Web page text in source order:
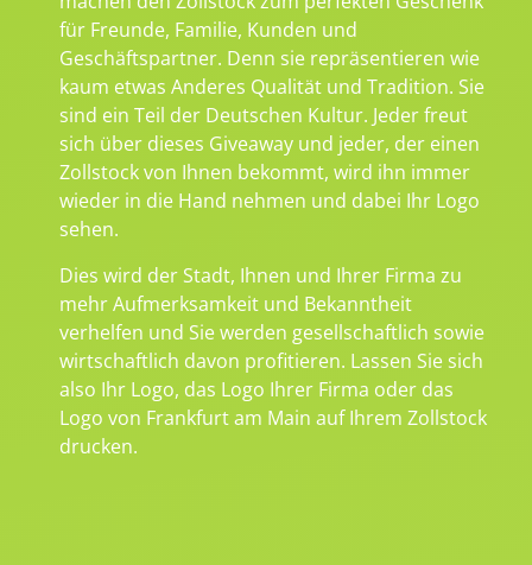
für Freunde, Familie, Kunden und
Geschäftspartner. Denn sie repräsentieren wie
kaum etwas Anderes Qualität und Tradition. Sie
sind ein Teil der Deutschen Kultur. Jeder freut
sich über dieses Giveaway und jeder, der einen
Zollstock von Ihnen bekommt, wird ihn immer
wieder in die Hand nehmen und dabei Ihr Logo
sehen.
Dies wird der Stadt, Ihnen und Ihrer Firma zu
mehr Aufmerksamkeit und Bekanntheit
verhelfen und Sie werden gesellschaftlich sowie
wirtschaftlich davon profitieren. Lassen Sie sich
also Ihr Logo, das Logo Ihrer Firma oder das
Logo von Frankfurt am Main auf Ihrem Zollstock
drucken.